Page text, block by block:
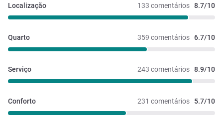
133 comentários 8.7/10
Localização
359 comentários 6.7/10
Quarto
243 comentários 8.9/10
Serviço
231 comentários 5.7/10
Conforto